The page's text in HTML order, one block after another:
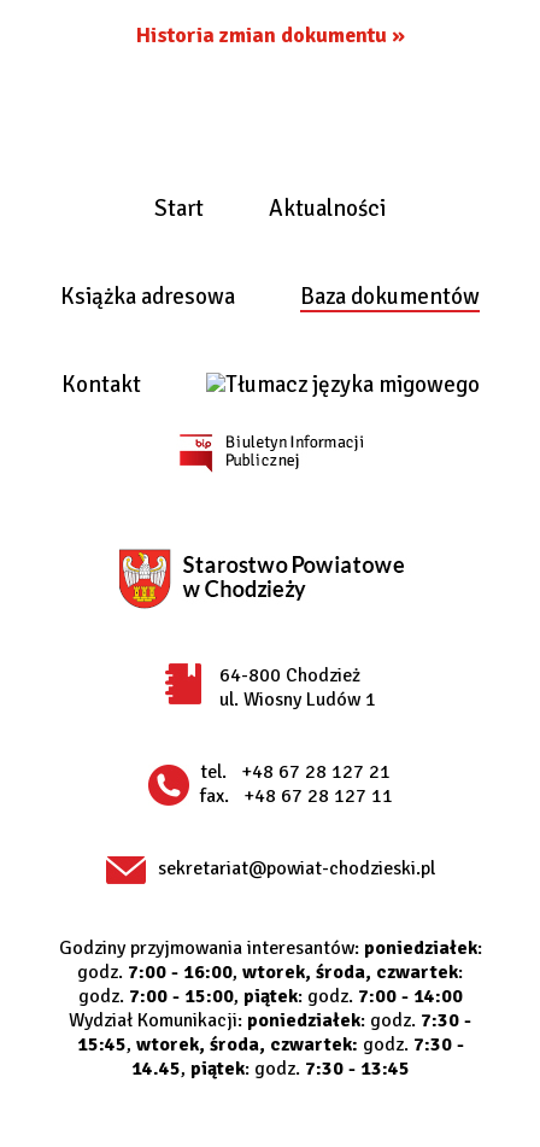
Historia zmian dokumentu »
Start Aktualności
Książka adresowa Baza dokumentów
Kontakt
64-800 Chodzież
ul. Wiosny Ludów 1
tel.
+48 67 28 127 21
fax.
+48 67 28 127 11
sekretariat@powiat-chodzieski.pl
Godziny przyjmowania interesantów: poniedziałek:
godz. 7:00 - 16:00, wtorek, środa, czwartek:
godz. 7:00 - 15:00, piątek: godz. 7:00 - 14:00
Wydział Komunikacji: poniedziałek: godz. 7:30 -
15:45, wtorek, środa, czwartek: godz. 7:30 -
14.45, piątek: godz. 7:30 - 13:45